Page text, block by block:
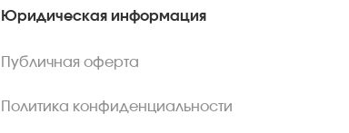
Юридическая информация
Публичная оферта
Политика конфиденциальности